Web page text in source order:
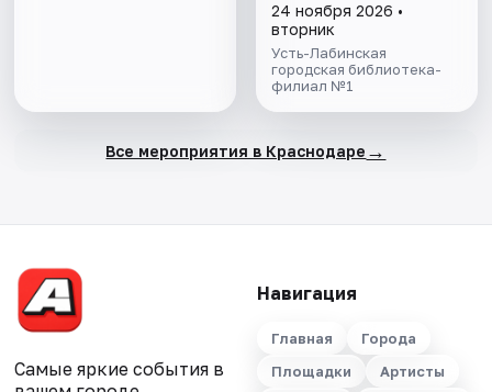
24 ноября 2026 •
вторник
Усть-Лабинская
городская библиотека-
филиал №1
Все мероприятия в Краснодаре →
Самые яркие события в
Навигация
Главная
Города
Площадки
Артисты